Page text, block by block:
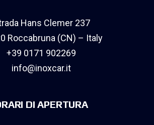
Hans Clemer 237
Roccabruna (CN) – Italy
+39 0171 902269
info@inoxcar.it
DI APERTURA